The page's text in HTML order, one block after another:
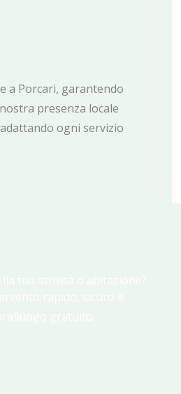
a Porcari, garantendo
presenza locale
ogni servizio